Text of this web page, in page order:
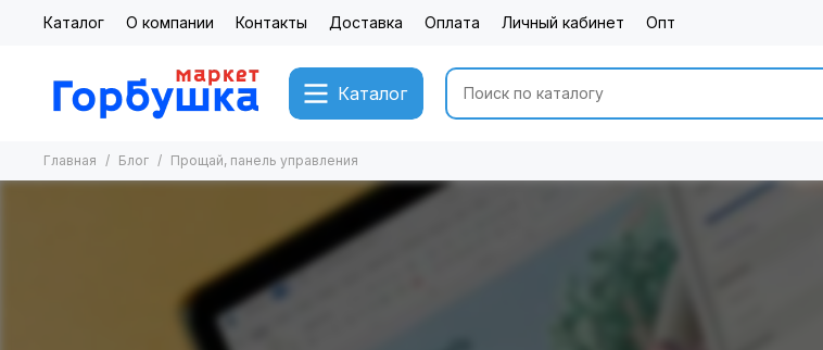
Каталог О компании Контакты Доставка Оплата Личный кабинет Опт
Каталог
Главная Блог Прощай, панель управления